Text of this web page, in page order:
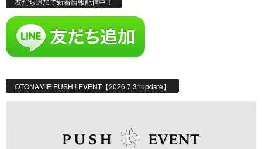
OTONAMIE PUSH!! EVENT【2026.7.31update】